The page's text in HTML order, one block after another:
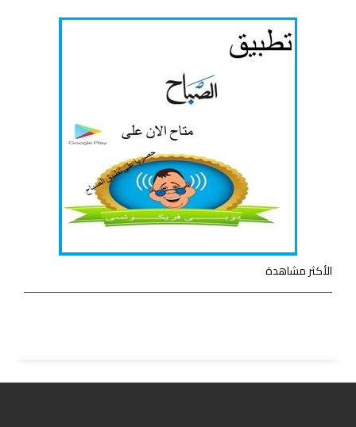
الأكثر مشاهدة